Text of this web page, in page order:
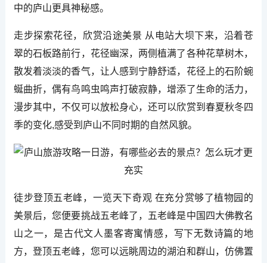
中的庐山更具神秘感。
走步探索花径，欣赏沿途美景 从电站大坝下来，沿着苍
翠的石板路前行，花径幽深，两侧植满了各种花草树木，
散发着淡淡的香气，让人感到宁静舒适，花径上的石阶蜿
蜒曲折，偶有鸟鸣虫鸣声打破寂静，增添了生命的活力，
漫步其中，不仅可以放松身心，还可以欣赏到春夏秋冬四
季的变化,感受到庐山不同时期的自然风貌。
徒步登顶五老峰，一览天下奇观 在充分赏够了植物园的
美景后，您便要挑战五老峰了，五老峰是中国四大佛教名
山之一，是古代文人墨客寄寓情感，写下无数诗篇的地
方，登顶五老峰，您可以远眺周边的湖泊和群山，仿佛置